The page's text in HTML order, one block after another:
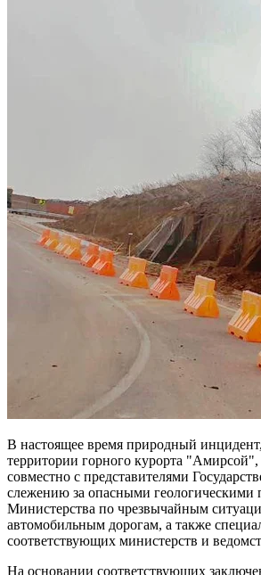
В настоящее время природный
территории горного курорта "Амирсой",
совместно с представителями
слежению за опасными геологическими
Министерства по чрезвычайным
автомобильным дорогам, а также
соответствующих министерств и
На основании соответствующих